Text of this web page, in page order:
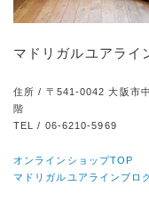
マドリガルユアライ
住所 / 〒541-0042 大阪市
階
TEL / 06-6210-5969
オンラインショップTOP
マドリガルユアラインブロ